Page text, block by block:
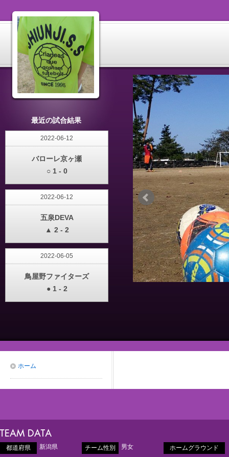
最近の試合結果
2022-06-12
バローレ京ヶ瀬
○ 1 - 0
2022-06-12
五泉DEVA
▲ 2 - 2
2022-06-05
鳥屋野ファイターズ
● 1 - 2
ホーム
都道府県 新潟県 チーム性別 男女
ホームグラウンド